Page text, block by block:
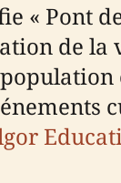
« Pont
de